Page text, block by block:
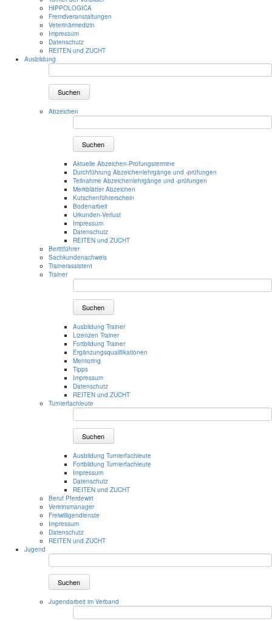
HIPPOLOGICA
Fremdveranstaltungen
Veterinärmedizin
Impressum
Datenschutz
REITEN und ZUCHT
Ausbildung
Suchen
Abzeichen
Suchen
Aktuelle Abzeichen-Prüfungstermine
Durchführung Abzeichenlehrgänge und -prüfungen
Teilnahme Abzeichenlehrgänge und -prüfungen
Merkblätter Abzeichen
Kutschenführerschein
Bodenarbeit
Urkunden-Verlust
Impressum
Datenschutz
REITEN und ZUCHT
Berittführer
Sachkundenachweis
Trainerassistent
Trainer
Suchen
Ausbildung Trainer
Lizenzen Trainer
Fortbildung Trainer
Ergänzungsqualifikationen
Mentoring
Tipps
Impressum
Datenschutz
REITEN und ZUCHT
Turnierfachleute
Suchen
Ausbildung Turnierfachleute
Fortbildung Turnierfachleute
Impressum
Datenschutz
REITEN und ZUCHT
Beruf Pferdewirt
Vereinsmanager
Freiwilligendienste
Impressum
Datenschutz
REITEN und ZUCHT
Jugend
Suchen
Jugendarbeit im Verband